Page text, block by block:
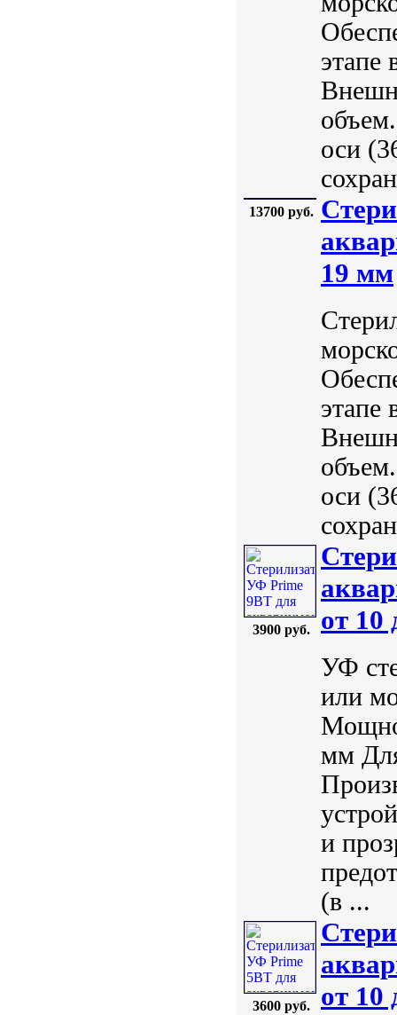
этапе
оси
13700 руб.
19 мм
этапе
оси
3900 руб.
от 10
УФ
или
мм
и
(в ...
3600 руб.
от 10